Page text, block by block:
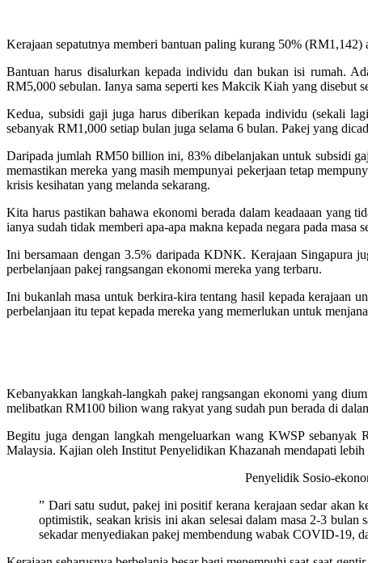
Kerajaan sepatutnya memberi bantuan paling kurang 50%
Bantuan harus disalurkan kepada individu dan bukan isi rumah.
RM5,000 sebulan. Ianya sama seperti kes Makcik Kiah yang disebut
Kedua, subsidi gaji juga harus diberikan kepada individu (sekali
sebanyak RM1,000 setiap bulan juga selama 6 bulan. Pakej yang
Daripada jumlah RM50 billion ini, 83% dibelanjakan untuk subsidi
memastikan mereka yang masih mempunyai pekerjaan tetap
krisis kesihatan yang melanda sekarang.
Kita harus pastikan bahawa ekonomi berada dalam keadaaan yang
ianya sudah tidak memberi apa-apa makna kepada negara pada
Ini bersamaan dengan 3.5% daripada KDNK. Kerajaan Singapura
perbelanjaan pakej rangsangan ekonomi mereka yang terbaru.
Ini bukanlah masa untuk berkira-kira tentang hasil kepada kerajaan
perbelanjaan itu tepat kepada mereka yang memerlukan untuk
Kebanyakkan langkah-langkah pakej rangsangan ekonomi yang
melibatkan RM100 bilion wang rakyat yang sudah pun berada di
Begitu juga dengan langkah mengeluarkan wang KWSP
Malaysia. Kajian oleh Institut Penyelidikan Khazanah mendapati
Penyelidik Sosio-
” Dari satu sudut, pakej ini positif kerana kerajaan sedar akan
optimistik, seakan krisis ini akan selesai dalam masa 2-3
sekadar menyediakan pakej membendung wabak COVID-19,